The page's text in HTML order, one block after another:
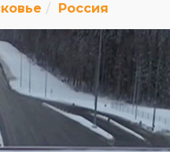
Россия